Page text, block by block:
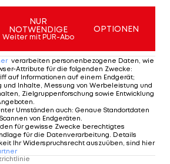
drei Devils-Versuche landet
Knights schließlich und
Penalty zum 4:3-Sieg für
wird zum Man of the Match, er
Schüsse ab, was ein Save-
Prozent bedeutet.
gegen die Arizona
NUR
NOTWENDIGE
Weiter mit PUR-Abo
OPTIONEN
verarbeiten personenbezogene Daten, wie
Attribute für die folgenden Zwecke:
auf Informationen auf einem Endgerät;
und Inhalte, Messung von Werbeleistung und
Zielgruppenforschung sowie Entwicklung
Umständen auch: Genaue Standortdaten
von Endgeräten
für gewisse Zwecke berechtigtes
für die Datenverarbeitung. Details
Ihr Widerspruchsrecht auszuüben, sind hier